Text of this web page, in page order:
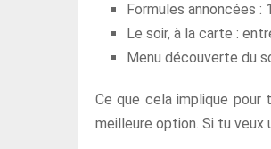
Formules annoncées :
Le soir, à la carte :
Menu découverte du
Ce que cela implique
meilleure option. Si tu veux